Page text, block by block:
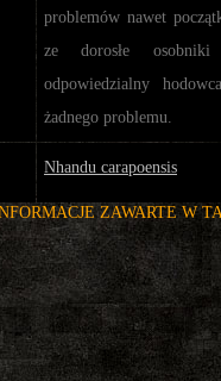
problemów nawet
ze dorosłe
odpowiedzialny
żadnego problemu.
Nhandu carapoensis
ZAWARTE W